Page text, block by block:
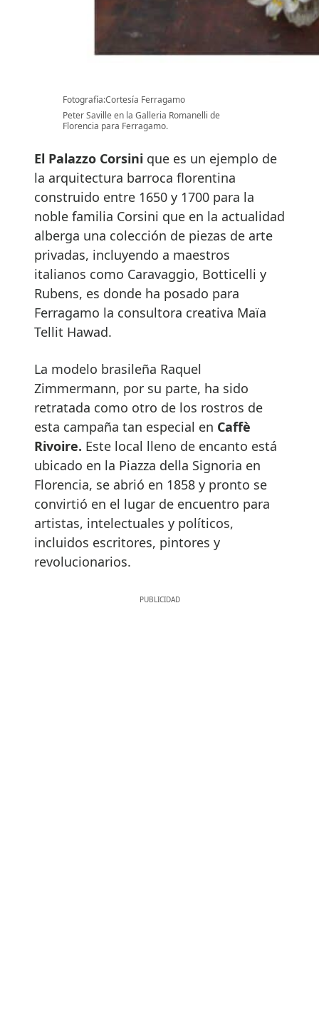
Fotografía:Cortesía Ferragamo
Peter Saville en la Galleria Romanelli de
Florencia para Ferragamo.
El Palazzo Corsini que es un ejemplo de
la arquitectura barroca florentina
construido entre 1650 y 1700 para la
noble familia Corsini que en la actualidad
alberga una colección de piezas de arte
privadas, incluyendo a maestros
italianos como Caravaggio, Botticelli y
Rubens, es donde ha posado para
Ferragamo la consultora creativa Maïa
Tellit Hawad.
La modelo brasileña Raquel
Zimmermann, por su parte, ha sido
retratada como otro de los rostros de
esta campaña tan especial en Caffè
Rivoire. Este local lleno de encanto está
ubicado en la Piazza della Signoria en
Florencia, se abrió en 1858 y pronto se
convirtió en el lugar de encuentro para
artistas, intelectuales y políticos,
incluidos escritores, pintores y
revolucionarios.